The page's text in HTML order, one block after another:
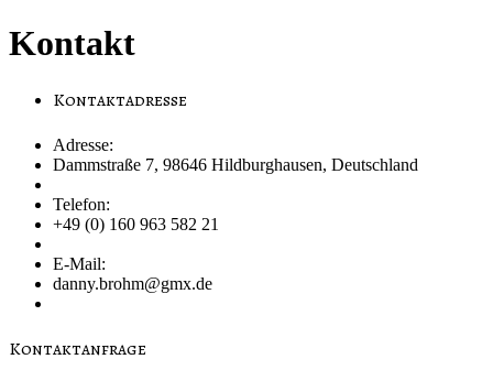
Kontakt
Kontaktadresse
Adresse:
Dammstraße 7, 98646 Hildburghausen, Deutschland
Telefon:
+49 (0) 160 963 582 21
E-Mail:
danny.brohm@gmx.de
Kontaktanfrage